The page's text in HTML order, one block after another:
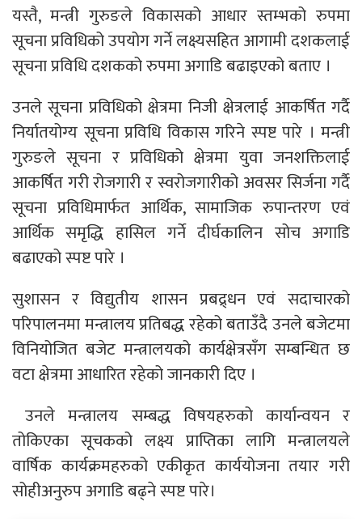
यस्तै, मन्त्री गुरुङले विकासको आधार स्तम्भको रुपमा
सूचना प्रविधिको उपयोग गर्ने लक्ष्यसहित आगामी दशकलाई
सूचना प्रविधि दशकको रुपमा अगाडि बढाइएको बताए ।
उनले सूचना प्रविधिको क्षेत्रमा निजी क्षेत्रलाई आकर्षित गर्दै
निर्यातयोग्य सूचना प्रविधि विकास गरिने स्पष्ट पारे । मन्त्री
गुरुङले सूचना र प्रविधिको क्षेत्रमा युवा जनशक्तिलाई
आकर्षित गरी रोजगारी र स्वरोजगारीको अवसर सिर्जना गर्दै
सूचना प्रविधिमार्फत आर्थिक, सामाजिक रुपान्तरण एवं
आर्थिक समृद्धि हासिल गर्ने दीर्घकालिन सोच अगाडि
बढाएको स्पष्ट पारे ।
सुशासन र विद्युतीय शासन प्रबद्र्धन एवं सदाचारको
परिपालनमा मन्त्रालय प्रतिबद्ध रहेको बताउँदै उनले बजेटमा
विनियोजित बजेट मन्त्रालयको कार्यक्षेत्रसँग सम्बन्धित छ
वटा क्षेत्रमा आधारित रहेको जानकारी दिए ।
उनले मन्त्रालय सम्बद्ध विषयहरुको कार्यान्वयन र
तोकिएका सूचकको लक्ष्य प्राप्तिका लागि मन्त्रालयले
वार्षिक कार्यक्रमहरुको एकीकृत कार्ययोजना तयार गरी
सोहीअनुरुप अगाडि बढ्ने स्पष्ट पारे।